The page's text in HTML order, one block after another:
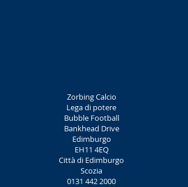
Zorbing Calcio
Lega di potere
Bubble Football
Bankhead Drive
Edimburgo
EH11 4EQ
Città di Edimburgo
Scozia
0131 442 2000